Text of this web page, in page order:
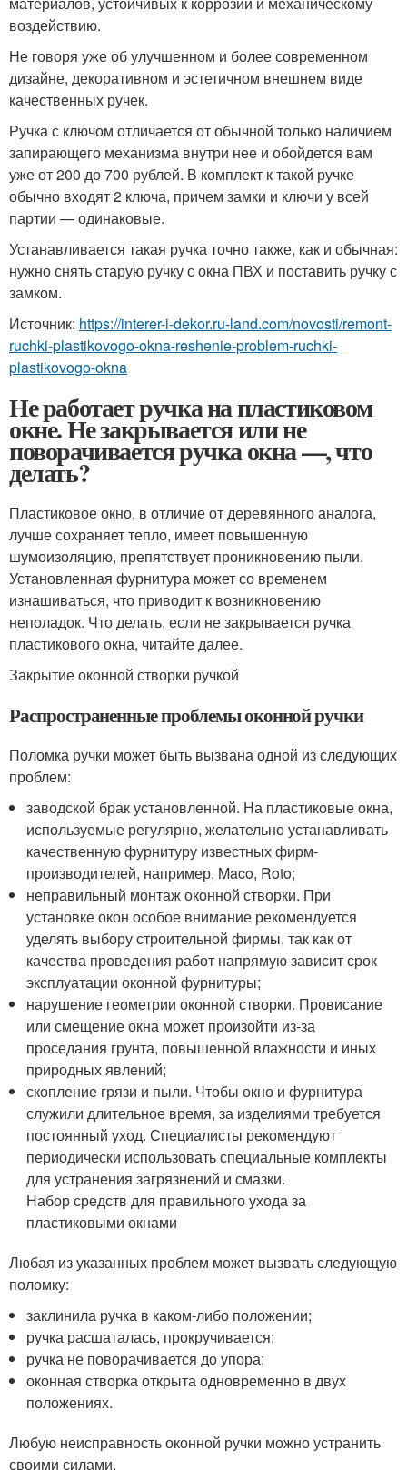
воздействию.
Не говоря уже об улучшенном и более современном
дизайне, декоративном и эстетичном внешнем виде
качественных ручек.
Ручка с ключом отличается от обычной только наличием
запирающего механизма внутри нее и обойдется вам
уже от 200 до 700 рублей. В комплект к такой ручке
обычно входят 2 ключа, причем замки и ключи у всей
партии — одинаковые.
Устанавливается такая ручка точно также, как и обычная:
нужно снять старую ручку с окна ПВХ и поставить ручку с
замком.
Источник: https://interer-i-dekor.ru-land.com/novosti/remont-
ruchki-plastikovogo-okna-reshenie-problem-ruchki-
plastikovogo-okna
Не работает ручка на пластиковом
окне. Не закрывается или не
поворачивается ручка окна —, что
делать?
Пластиковое окно, в отличие от деревянного аналога,
лучше сохраняет тепло, имеет повышенную
шумоизоляцию, препятствует проникновению пыли.
Установленная фурнитура может со временем
изнашиваться, что приводит к возникновению
неполадок. Что делать, если не закрывается ручка
пластикового окна, читайте далее.
Закрытие оконной створки ручкой
Распространенные проблемы оконной ручки
Поломка ручки может быть вызвана одной из следующих
проблем:
заводской брак установленной. На пластиковые окна,
используемые регулярно, желательно устанавливать
качественную фурнитуру известных фирм-
производителей, например, Maco, Roto;
неправильный монтаж оконной створки. При
установке окон особое внимание рекомендуется
уделять выбору строительной фирмы, так как от
качества проведения работ напрямую зависит срок
эксплуатации оконной фурнитуры;
нарушение геометрии оконной створки. Провисание
или смещение окна может произойти из-за
проседания грунта, повышенной влажности и иных
природных явлений;
скопление грязи и пыли. Чтобы окно и фурнитура
служили длительное время, за изделиями требуется
постоянный уход. Специалисты рекомендуют
периодически использовать специальные комплекты
для устранения загрязнений и смазки.
Набор средств для правильного ухода за
пластиковыми окнами
Любая из указанных проблем может вызвать следующую
поломку:
заклинила ручка в каком-либо положении;
ручка расшаталась, прокручивается;
ручка не поворачивается до упора;
оконная створка открыта одновременно в двух
положениях.
Любую неисправность оконной ручки можно устранить
своими силами.